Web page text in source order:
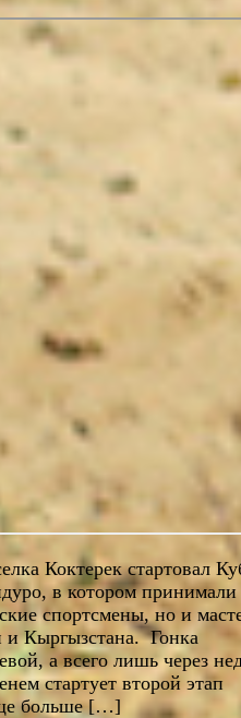
Коктерек стартовал
в котором принимали
спортсмены, но и
и Кыргызстана. Гонка
а всего лишь через
стартует второй этап
больше […]